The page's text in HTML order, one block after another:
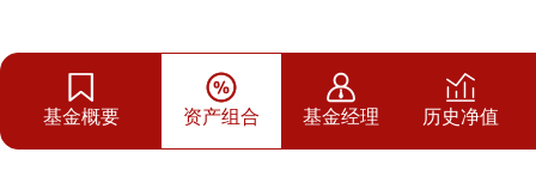
基金概要 资产组合 基金经理 历史净值